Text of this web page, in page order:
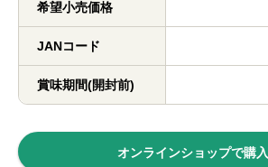
希望小売価格
JANコード
賞味期間(開封前)
オンラインショップで購入